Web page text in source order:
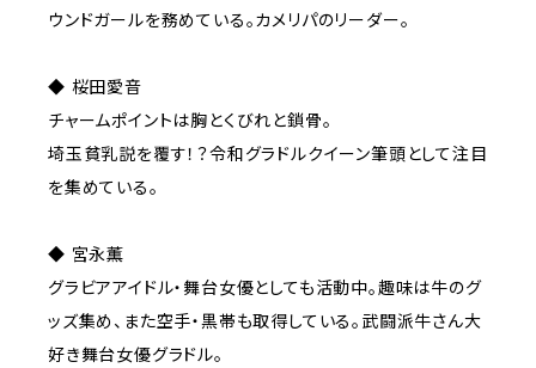
ウンドガールを務めている。カメリパのリーダー。
◆ 桜田愛音
チャームポイントは胸とくびれと鎖骨。
埼玉貧乳説を覆す！？令和グラドルクイーン筆頭として注目
を集めている。
◆ 宮永薫
グラビアアイドル・舞台女優としても活動中。趣味は牛のグ
ッズ集め、また空手・黒帯も取得している。武闘派牛さん大
好き舞台女優グラドル。